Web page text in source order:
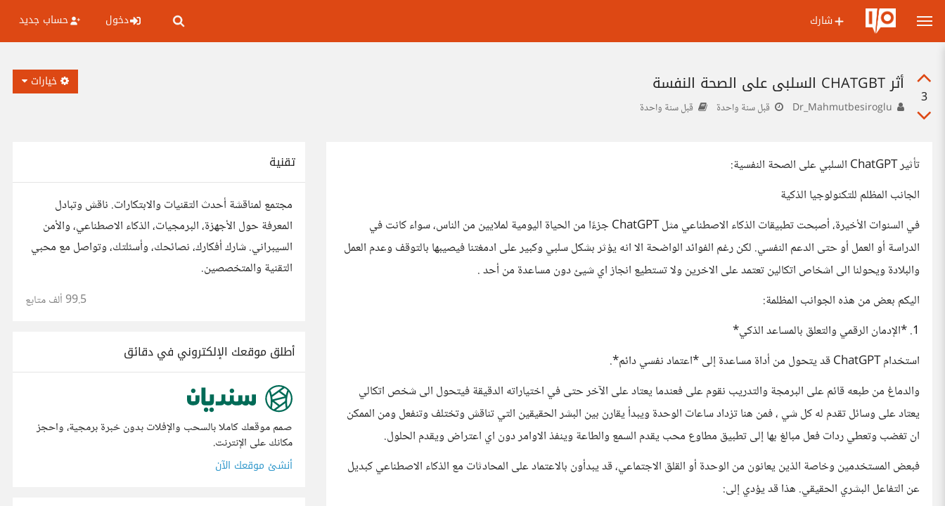
شارك دخول حساب جديد
3
أثر CHATGBT السلبي على الصحة النفسة
قبل سنة واحدة قبل سنة واحدة
خيارات
تأثير ChatGPT السلبي على الصحة النفسية:
الجانب المظلم للتكنولوجيا الذكية
في السنوات الأخيرة، أصبحت تطبيقات الذكاء الاصطناعي مثل ChatGPT جزءًا من الحياة اليومية لملايين من الناس، سواء كانت في
الدراسة أو العمل أو حتى الدعم النفسي. لكن رغم الفوائد الواضحة الا انه يؤثر بشكل سلبي وكبير على ادمغتنا فيصيبها بالتوقف وعدم العمل
والبلادة ويحولنا الى اشخاص اتكالين تعتمد على الاخرين ولا تستطيع انجاز اي شيئ دون مساعدة من أحد .
اليكم بعض من هذه الجوانب المظلمة:
1. *الإدمان الرقمي والتعلق بالمساعد الذكي*
استخدام ChatGPT قد يتحول من أداة مساعدة إلى *اعتماد نفسي دائم*.
والدماغ من طبعه قائم على البرمجة والتدريب نقوم على فعندما يعتاد على الآخر حتى في اختياراته الدقيقة فيتحول الى شخص اتكالي
يعتاد على وسائل تقدم له كل شي ، فمن هنا تزداد ساعات الوحدة ويبدأ يقارن بين البشر الحقيقين التي تناقش وتختلف وتنفعل ومن الممكن
ان تغضب وتعطي ردات فعل مبالغ بها إلى تطبيق مطاوع محب يقدم السمع والطاعة وينفذ الاوامر دون اي اعتراض ويقدم الحلول.
فبعض المستخدمين وخاصة الذين يعانون من الوحدة أو القلق الاجتماعي، قد يبدأون بالاعتماد على المحادثات مع الذكاء الاصطناعي كبديل
عن التفاعل البشري الحقيقي. هذا قد يؤدي إلى:
تقنية
مجتمع لمناقشة أحدث التقنيات والابتكارات. ناقش وتبادل
المعرفة حول الأجهزة، البرمجيات، الذكاء الاصطناعي، والأمن
السيبراني. شارك أفكارك، نصائحك، وأسئلتك، وتواصل مع محبي
التقنية والمتخصصين.
99.5 ألف متابع
أطلق موقعك الإلكتروني في دقائق
صمم موقعك كاملا بالسحب والإفلات بدون خبرة برمجية، واحجز
مكانك على الإنترنت.
أنشئ موقعك الآن